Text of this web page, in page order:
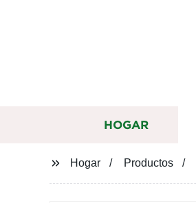
HOGAR
Hogar Productos